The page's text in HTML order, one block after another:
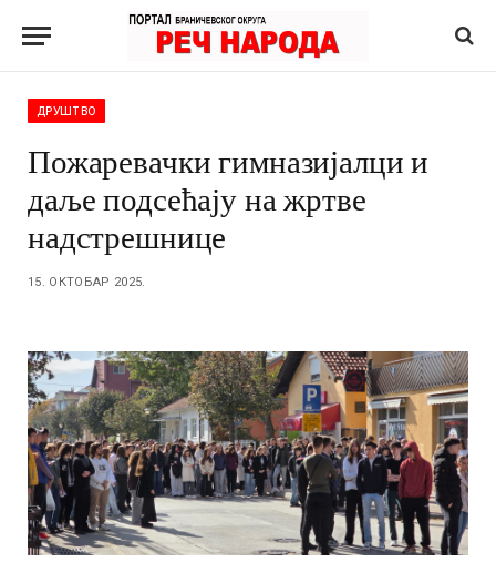
ДРУШТВО
Пожаревачки гимназијалци и
даље подсећају на жртве
надстрешнице
15. ОКТОБАР 2025.